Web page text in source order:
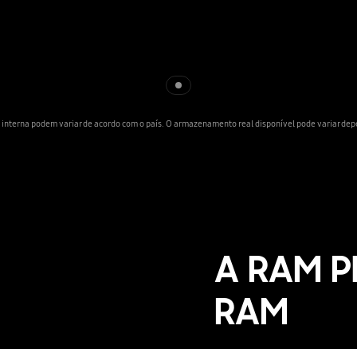
interna podem variar de acordo com o país. O armazenamento real disponível pode variar
A RAM
RAM